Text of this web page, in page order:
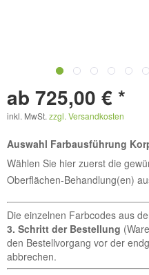
ab 725,00 € *
inkl. MwSt. zzgl. Versandkosten
Auswahl Farbausführung
Wählen Sie hier zuerst die
Oberflächen-Behandlung(en)
Die einzelnen Farbcodes aus
3. Schritt der Bestellung
den Bestellvorgang vor der
abbrechen.